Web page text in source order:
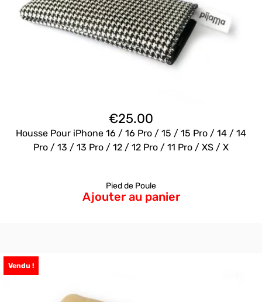
€25.00
Housse Pour iPhone 16 / 16 Pro / 15 / 15 Pro / 14 / 14
Pro / 13 / 13 Pro / 12 / 12 Pro / 11 Pro / XS / X
Pied de Poule
Ajouter au panier
Vendu !